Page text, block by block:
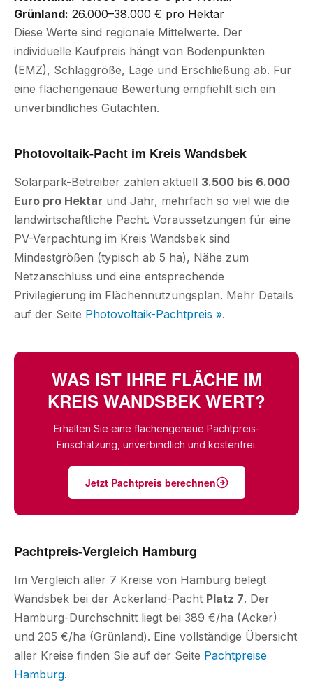
Grünland: 26.000–38.000 € pro Hektar
Diese Werte sind regionale Mittelwerte. Der
individuelle Kaufpreis hängt von Bodenpunkten
(EMZ), Schlaggröße, Lage und Erschließung ab. Für
eine flächengenaue Bewertung empfiehlt sich ein
unverbindliches Gutachten.
Photovoltaik-Pacht im Kreis Wandsbek
Solarpark-Betreiber zahlen aktuell 3.500 bis 6.000
Euro pro Hektar und Jahr, mehrfach so viel wie die
landwirtschaftliche Pacht. Voraussetzungen für eine
PV-Verpachtung im Kreis Wandsbek sind
Mindestgrößen (typisch ab 5 ha), Nähe zum
Netzanschluss und eine entsprechende
Privilegierung im Flächennutzungsplan. Mehr Details
auf der Seite Photovoltaik-Pachtpreis ».
WAS IST IHRE FLÄCHE IM
KREIS WANDSBEK WERT?
Erhalten Sie eine flächengenaue Pachtpreis-
Einschätzung, unverbindlich und kostenfrei.
Jetzt Pachtpreis berechnen
Pachtpreis-Vergleich Hamburg
Im Vergleich aller 7 Kreise von Hamburg belegt
Wandsbek bei der Ackerland-Pacht Platz 7. Der
Hamburg-Durchschnitt liegt bei 389 €/ha (Acker)
und 205 €/ha (Grünland). Eine vollständige Übersicht
aller Kreise finden Sie auf der Seite Pachtpreise
Hamburg.